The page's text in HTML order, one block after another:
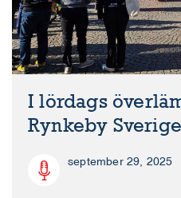
I lördags
Rynkeby
september 29, 2025